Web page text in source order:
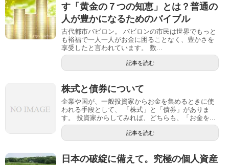
す「黄金の７つの知恵」とは？普通の
人が豊かになるためのバイブル
古代都市バビロン。 バビロンの市民は世界でもっと
も裕福で一人一人がお金に困ることなく、豊かさを
享受したと言われています。 数...
記事を読む
株式と債券について
企業や国が、一般投資家からお金を集めるときに使
われる手段として、 「株式」と「債券」がありま
す。 投資家からしてみれば、どちらも、「お金を...
記事を読む
日本の破綻に備えて。究極の個人資産